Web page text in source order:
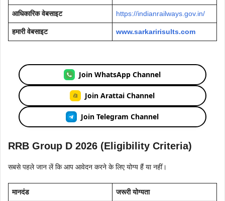
आधिकारिक वेबसाइट https://indianrailways.gov.in/
हमारी वेबसाइट www.sarkaririsults.com
Join WhatsApp Channel
Join Arattai Channel
Join Telegram Channel
RRB Group D 2026 (Eligibility Criteria)
सबसे पहले जान लें कि आप आवेदन करने के लिए योग्य हैं या नहीं।
मानदंड जरूरी योग्यता